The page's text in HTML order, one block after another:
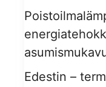
Edestin –